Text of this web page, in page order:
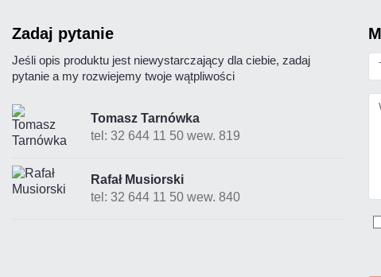
zadaj pytanie
Jeśli opis produktu jest niewystarczający dla ciebie, zadaj
pytanie a my rozwiejemy twoje wątpliwości
Tomasz Tarnówka
tel: 32 644 11 50 wew. 819
Rafał Musiorski
tel: 32 644 11 50 wew. 840